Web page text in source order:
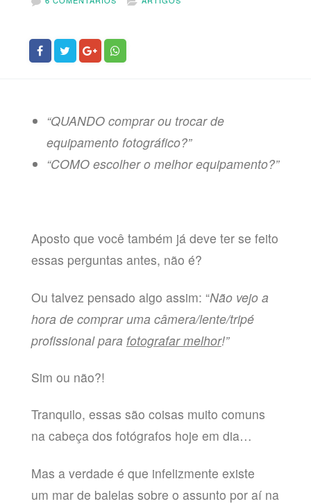
“QUANDO comprar ou trocar de
equipamento fotográfico?”
“COMO escolher o melhor equipamento?”
Aposto que você também já deve ter se feito
essas perguntas antes, não é?
Ou talvez pensado algo assim: “Não vejo a
hora de comprar uma câmera/lente/tripé
profissional para fotografar melhor!”
Sim ou não?!
Tranquilo, essas são coisas muito comuns
na cabeça dos fotógrafos hoje em dia…
Mas a verdade é que infelizmente existe
um mar de balelas sobre o assunto por aí na